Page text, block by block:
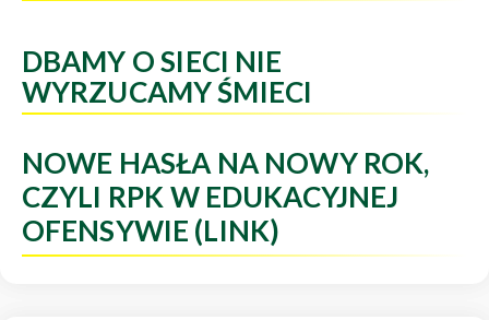
DBAMY O SIECI NIE
WYRZUCAMY ŚMIECI
NOWE HASŁA NA NOWY ROK,
CZYLI RPK W EDUKACYJNEJ
OFENSYWIE (LINK)